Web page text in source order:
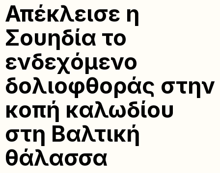
Απέκλεισε η
Σουηδία το
ενδεχόμενο
δολιοφθοράς στην
κοπή καλωδίου
στη Βαλτική
θάλασσα